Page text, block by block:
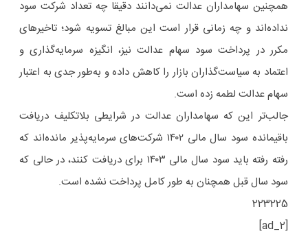
همچنین سهامداران عدالت نمی‌دانند دقیقا چه تعداد شرکت سود
نداده‌اند و چه زمانی قرار است این مبالغ تسویه شود؛ تاخیرهای
مکرر در پرداخت سود سهام عدالت نیز، انگیزه سرمایه‌گذاری و
اعتماد به سیاست‌گذاران بازار را کاهش داده و به‌طور جدی به اعتبار
سهام عدالت لطمه زده است.
جالب‌تر این که سهامداران عدالت در شرایطی بلاتکلیف دریافت
باقیمانده سود سال مالی ۱۴۰۲ شرکت‌های سرمایه‌پذیر مانده‌اند که
رفته رفته باید سود سال مالی ۱۴۰۳ برای دریافت کنند، در حالی که
سود سال قبل همچنان به طور کامل پرداخت نشده است.
223225
[ad_2]